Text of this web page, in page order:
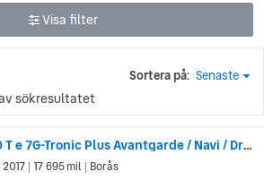
och den allra första
sträcker sig hela vägen tillbaka till den
tyska ingenjören Karl Benz byggde den
& Cie, slog sig senare samman med
Motoren-Gesellschaft (DMG) 1926 och
Visa filter
Sortera på: Senaste
sökresultatet
Mercedes-Benz C 350 T e 7G-Tronic Plus Avantgarde / Navi / Drag
2017 17 695 mil Borås